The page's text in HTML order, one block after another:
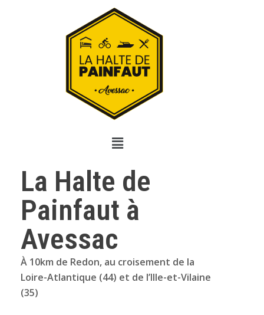
La Halte de
Painfaut à
Avessac
À 10km de Redon, au croisement de la
Loire-Atlantique (44) et de l’Ille-et-Vilaine
(35)